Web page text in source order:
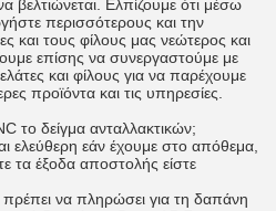
βελτιώνεται. Ελπίζουμε ότι μέσω
περισσότερους και την
και τους φίλους μας νεώτερος και
επίσης να συνεργαστούμε με
και φίλους για να παρέχουμε
προϊόντα και τις υπηρεσίες.
δείγμα ανταλλακτικών;
ελεύθερη εάν έχουμε στο απόθεμα,
τα έξοδα αποστολής είστε
να πληρώσει για τη δαπάνη